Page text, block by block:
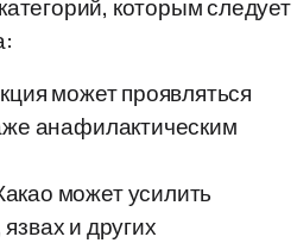
которым следует
может проявляться
анафилактическим
может усилить
и других